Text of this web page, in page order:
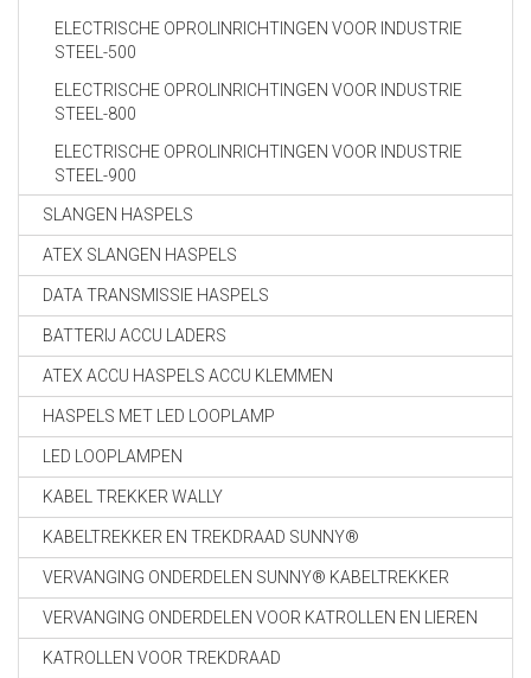
ELECTRISCHE OPROLINRICHTINGEN VOOR INDUSTRIE
STEEL-500
ELECTRISCHE OPROLINRICHTINGEN VOOR INDUSTRIE
STEEL-800
ELECTRISCHE OPROLINRICHTINGEN VOOR INDUSTRIE
STEEL-900
SLANGEN HASPELS
ATEX SLANGEN HASPELS
DATA TRANSMISSIE HASPELS
BATTERIJ ACCU LADERS
ATEX ACCU HASPELS ACCU KLEMMEN
HASPELS MET LED LOOPLAMP
LED LOOPLAMPEN
KABEL TREKKER WALLY
KABELTREKKER EN TREKDRAAD SUNNY®
VERVANGING ONDERDELEN SUNNY® KABELTREKKER
VERVANGING ONDERDELEN VOOR KATROLLEN EN LIEREN
KATROLLEN VOOR TREKDRAAD